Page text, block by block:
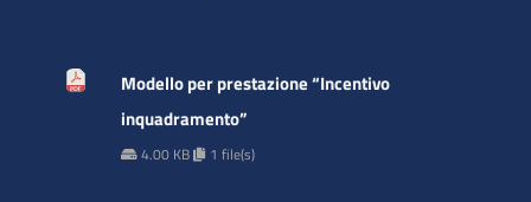
Modello per prestazione “Incentivo
inquadramento”
4.00 KB 1 file(s)